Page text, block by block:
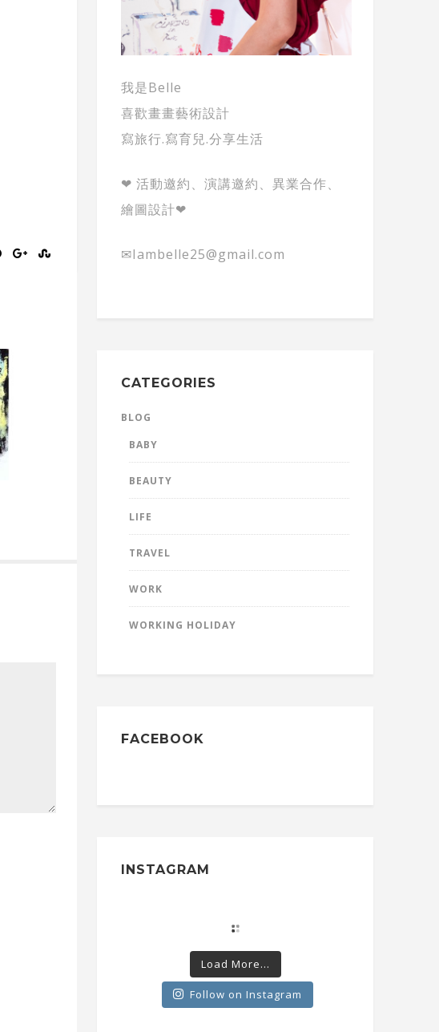
我是Belle
喜歡畫畫藝術設計
寫旅行.寫育兒.分享生活
❤ 活動邀約、演講邀約、異業合作、
繪圖設計❤
✉Iambelle25@gmail.com
CATEGORIES
BLOG
BABY
BEAUTY
LIFE
TRAVEL
WORK
WORKING HOLIDAY
FACEBOOK
INSTAGRAM
Load More...
Follow on Instagram